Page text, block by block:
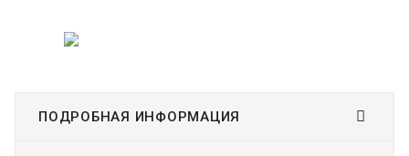
ПОДРОБНАЯ ИНФОРМАЦИЯ